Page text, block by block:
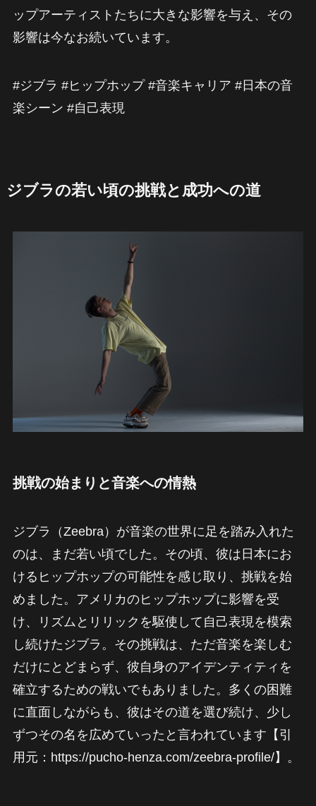
ップアーティストたちに大きな影響を与え、その
影響は今なお続いています。
#ジブラ #ヒップホップ #音楽キャリア #日本の音
楽シーン #自己表現
ジブラの若い頃の挑戦と成功への道
挑戦の始まりと音楽への情熱
ジブラ（Zeebra）が音楽の世界に足を踏み入れた
のは、まだ若い頃でした。その頃、彼は日本にお
けるヒップホップの可能性を感じ取り、挑戦を始
めました。アメリカのヒップホップに影響を受
け、リズムとリリックを駆使して自己表現を模索
し続けたジブラ。その挑戦は、ただ音楽を楽しむ
だけにとどまらず、彼自身のアイデンティティを
確立するための戦いでもありました。多くの困難
に直面しながらも、彼はその道を選び続け、少し
ずつその名を広めていったと言われています【引
用元：https://pucho-henza.com/zeebra-profile/】。